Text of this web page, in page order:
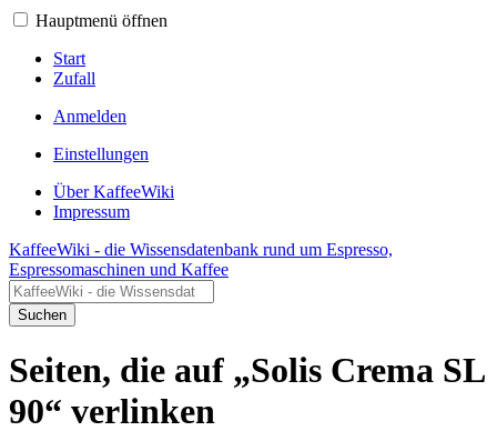
Hauptmenü öffnen
Start
Zufall
Anmelden
Einstellungen
Über KaffeeWiki
Impressum
KaffeeWiki - die Wissensdatenbank rund um Espresso,
Espressomaschinen und Kaffee
Suchen
Seiten, die auf „Solis Crema SL
90“ verlinken